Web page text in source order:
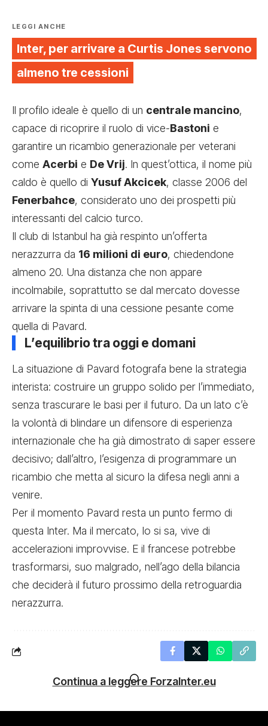
LEGGI ANCHE
Inter, per arrivare a Curtis Jones servono
almeno tre cessioni
Il profilo ideale è quello di un centrale mancino,
capace di ricoprire il ruolo di vice-Bastoni e
garantire un ricambio generazionale per veterani
come Acerbi e De Vrij. In quest’ottica, il nome più
caldo è quello di Yusuf Akcicek, classe 2006 del
Fenerbahce, considerato uno dei prospetti più
interessanti del calcio turco.
Il club di Istanbul ha già respinto un’offerta
nerazzurra da 16 milioni di euro, chiedendone
almeno 20. Una distanza che non appare
incolmabile, soprattutto se dal mercato dovesse
arrivare la spinta di una cessione pesante come
quella di Pavard.
L’equilibrio tra oggi e domani
La situazione di Pavard fotografa bene la strategia
interista: costruire un gruppo solido per l’immediato,
senza trascurare le basi per il futuro. Da un lato c’è
la volontà di blindare un difensore di esperienza
internazionale che ha già dimostrato di saper essere
decisivo; dall’altro, l’esigenza di programmare un
ricambio che metta al sicuro la difesa negli anni a
venire.
Per il momento Pavard resta un punto fermo di
questa Inter. Ma il mercato, lo si sa, vive di
accelerazioni improvvise. E il francese potrebbe
trasformarsi, suo malgrado, nell’ago della bilancia
che deciderà il futuro prossimo della retroguardia
nerazzurra.
Continua a leggere ForzaInter.eu